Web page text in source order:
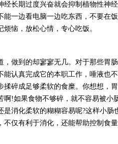
经长期过度兴奋就会抑制植物性神
能一边看电脑一边吃东西，不要在
恼，放松心情，专心吃饭。
做到的却寥寥无几。对于那些胃肠
能认真完成它的本职工作，唾液也
揉碎成足够柔软的食糜。你想想，
啊!如果食物不够碎，就不容易被小
是消化柔软的糊糊容易呢?这样小
仅有利于消化，还能帮助控制食量